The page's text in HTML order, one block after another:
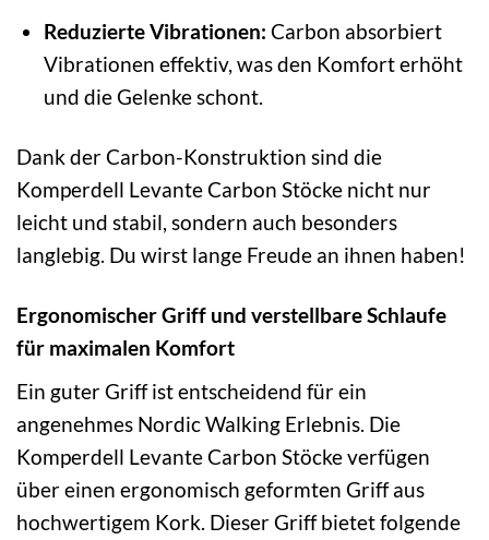
Reduzierte Vibrationen: Carbon absorbiert
Vibrationen effektiv, was den Komfort erhöht
und die Gelenke schont.
Dank der Carbon-Konstruktion sind die
Komperdell Levante Carbon Stöcke nicht nur
leicht und stabil, sondern auch besonders
langlebig. Du wirst lange Freude an ihnen haben!
Ergonomischer Griff und verstellbare Schlaufe
für maximalen Komfort
Ein guter Griff ist entscheidend für ein
angenehmes Nordic Walking Erlebnis. Die
Komperdell Levante Carbon Stöcke verfügen
über einen ergonomisch geformten Griff aus
hochwertigem Kork. Dieser Griff bietet folgende